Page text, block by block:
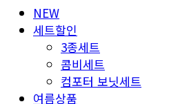
NEW
세트할인
3종세트
콤비세트
컴포터 보닛세트
여름상품